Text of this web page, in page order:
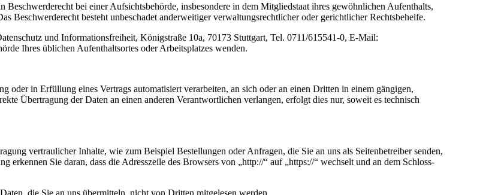
bei einer Aufsichtsbehörde, insbesondere in dem Mitgliedstaat ihres gewöhnlichen Aufenthalts,
Beschwerderecht besteht unbeschadet anderweitiger verwaltungsrechtlicher oder gerichtlicher Rechtsbehelfe.
und Informationsfreiheit, Königstraße 10a, 70173 Stuttgart, Tel. 0711/615541-0, E-Mail:
Ihres üblichen Aufenthaltsortes oder Arbeitsplatzes wenden.
oder in Erfüllung eines Vertrags automatisiert verarbeiten, an sich oder an einen Dritten in einem gängigen,
Übertragung der Daten an einen anderen Verantwortlichen verlangen, erfolgt dies nur, soweit es technisch
vertraulicher Inhalte, wie zum Beispiel Bestellungen oder Anfragen, die Sie an uns als Seitenbetreiber senden,
erkennen Sie daran, dass die Adresszeile des Browsers von „http://“ auf „https://“ wechselt und an dem Schloss-
die Sie an uns übermitteln, nicht von Dritten mitgelesen werden.